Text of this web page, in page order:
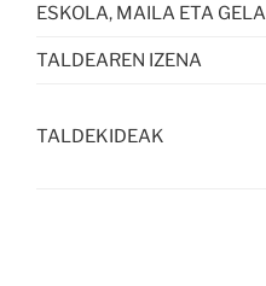
ESKOLA, MAILA ETA GELA
TALDEAREN IZENA
TALDEKIDEAK